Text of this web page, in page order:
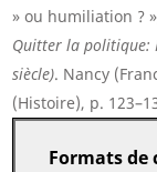
» ou humiliation ?
Quitter la politique:
siècle). Nancy
(Histoire), p.
Formats